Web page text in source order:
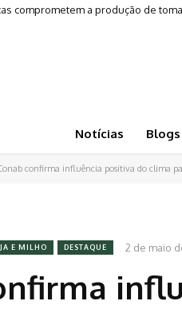
comprometem a produção de
Genética e investimento
Notícias Blogs
confirma influência positiva do clima
E MILHO DESTAQUE 2 de maio